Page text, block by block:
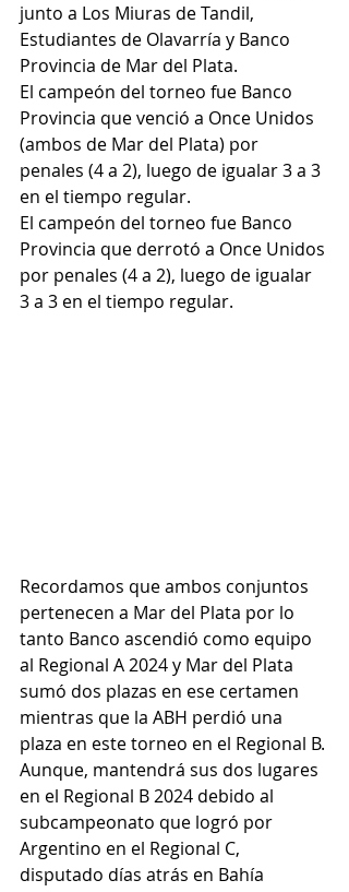
junto a Los Miuras de Tandil,
Estudiantes de Olavarría y Banco
Provincia de Mar del Plata.
El campeón del torneo fue Banco
Provincia que venció a Once Unidos
(ambos de Mar del Plata) por
penales (4 a 2), luego de igualar 3 a 3
en el tiempo regular.
El campeón del torneo fue Banco
Provincia que derrotó a Once Unidos
por penales (4 a 2), luego de igualar
3 a 3 en el tiempo regular.
Recordamos que ambos conjuntos
pertenecen a Mar del Plata por lo
tanto Banco ascendió como equipo
al Regional A 2024 y Mar del Plata
sumó dos plazas en ese certamen
mientras que la ABH perdió una
plaza en este torneo en el Regional B.
Aunque, mantendrá sus dos lugares
en el Regional B 2024 debido al
subcampeonato que logró por
Argentino en el Regional C,
disputado días atrás en Bahía